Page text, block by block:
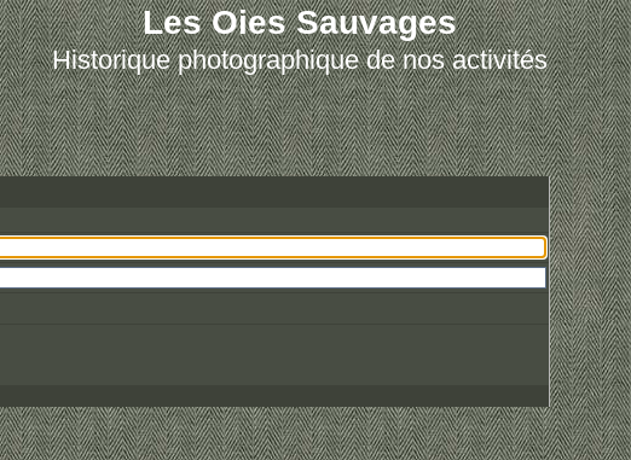
Les Oies Sauvages
Historique photographique de nos activités